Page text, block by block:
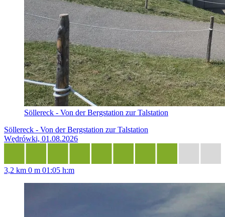
Söllereck - Von der Bergstation zur Talstation
Söllereck - Von der Bergstation zur Talstation
Wędrówki, 01.08.2026
3,2 km 0 m 01:05 h:m